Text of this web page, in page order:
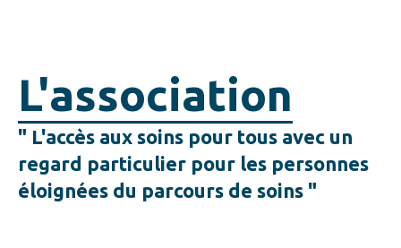
L'association
" L'accès aux soins pour tous avec un
regard particulier pour les personnes
éloignées du parcours de soins "